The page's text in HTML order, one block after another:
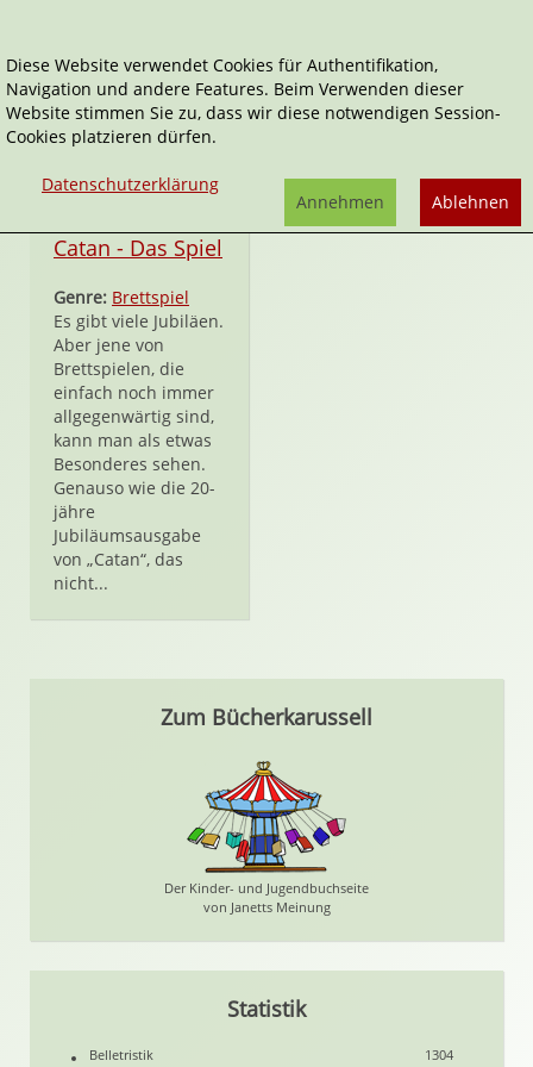
Klaus Teuber
Catan - Das Spiel
Genre: Brettspiel
Es gibt viele Jubiläen.
Aber jene von
Brettspielen, die
einfach noch immer
allgegenwärtig sind,
kann man als etwas
Besonderes sehen.
Genauso wie die 20-
jähre
Jubiläumsausgabe
von „Catan“, das
nicht...
Zum Bücherkarussell
Der Kinder- und Jugendbuchseite
von Janetts Meinung
Statistik
Belletristik
1304
Diese Website verwendet Cookies für Authentifikation,
Navigation und andere Features. Beim Verwenden dieser
Website stimmen Sie zu, dass wir diese notwendigen Session-
Cookies platzieren dürfen.
Datenschutzerklärung
Ablehnen
Annehmen